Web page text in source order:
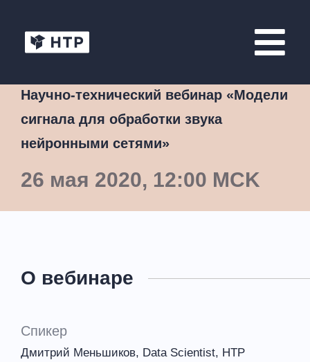
Научно-технический вебинар «Модели
сигнала для обработки звука
нейронными сетями»
26 мая 2020, 12:00 MCK
О вебинаре
Спикер
Дмитрий Меньшиков, Data Scientist, НТР